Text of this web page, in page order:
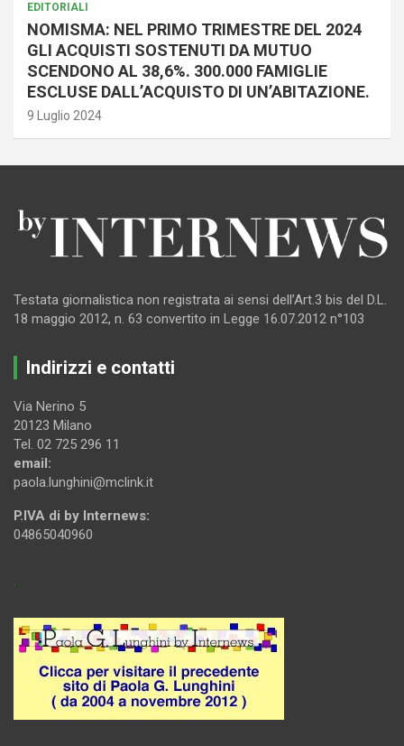
EDITORIALI
NOMISMA: NEL PRIMO TRIMESTRE DEL 2024
GLI ACQUISTI SOSTENUTI DA MUTUO
SCENDONO AL 38,6%. 300.000 FAMIGLIE
ESCLUSE DALL’ACQUISTO DI UN’ABITAZIONE.
9 Luglio 2024
Testata giornalistica non registrata ai sensi dell’Art.3 bis del D.L.
18 maggio 2012, n. 63 convertito in Legge 16.07.2012 n°103
Indirizzi e contatti
Via Nerino 5
20123 Milano
Tel. 02 725 296 11
email:
paola.lunghini@mclink.it
P.IVA di by Internews:
04865040960
.